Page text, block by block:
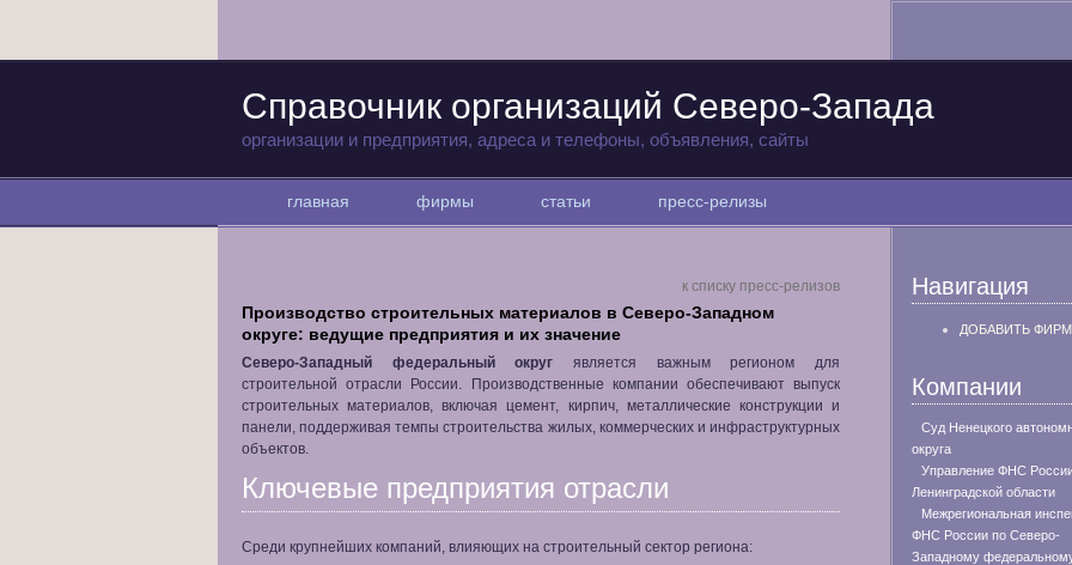
Справочник организаций Северо-Запада
организации и предприятия, адреса и телефоны, объявления, сайты
главная фирмы статьи пресс-релизы
к списку пресс-релизов
Производство строительных материалов в Северо-Западном
округе: ведущие предприятия и их значение
Северо-Западный федеральный округ является важным регионом для
строительной отрасли России. Производственные компании обеспечивают выпуск
строительных материалов, включая цемент, кирпич, металлические конструкции и
панели, поддерживая темпы строительства жилых, коммерческих и инфраструктурных
объектов.
Ключевые предприятия отрасли
Среди крупнейших компаний, влияющих на строительный сектор региона:
Навигация
ДОБАВИТЬ
Компании
Суд Ненецкого
округа
Управление ФНС
Ленинградской области
Межрегиональная
ФНС России по Северо-
Западному